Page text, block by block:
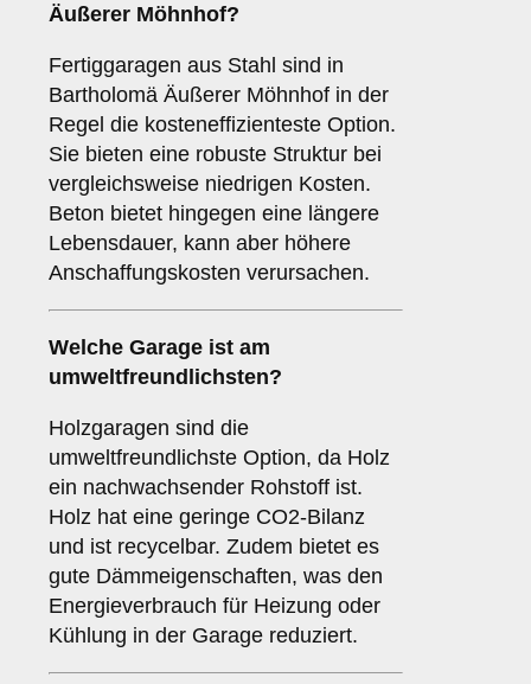
Äußerer Möhnhof?
Fertiggaragen aus Stahl sind in
Bartholomä Äußerer Möhnhof in der
Regel die kosteneffizienteste Option.
Sie bieten eine robuste Struktur bei
vergleichsweise niedrigen Kosten.
Beton bietet hingegen eine längere
Lebensdauer, kann aber höhere
Anschaffungskosten verursachen.
Welche Garage ist am
umweltfreundlichsten?
Holzgaragen sind die
umweltfreundlichste Option, da Holz
ein nachwachsender Rohstoff ist.
Holz hat eine geringe CO2-Bilanz
und ist recycelbar. Zudem bietet es
gute Dämmeigenschaften, was den
Energieverbrauch für Heizung oder
Kühlung in der Garage reduziert.